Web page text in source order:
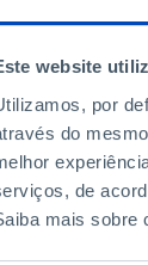
website
por
do
de
mais sobre